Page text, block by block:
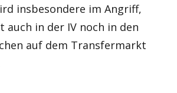
insbesondere im Angriff,
auch in der IV noch in den
auf dem Transfermarkt